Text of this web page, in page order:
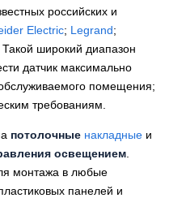
российских и
Electric; Legrand;
. Такой широкий диапазон
датчик максимально
помещения;
требованиям.
потолочные накладные и
освещением
монтажа в любые
панелей и